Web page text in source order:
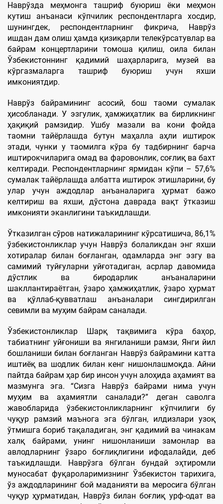
Наврўзда меҳмонга ташриф буюриш ёки меҳмон
кутиш анъанаси кўпчилик респондентларга хосдир,
шунингдек, респондентларнинг фикрича, Наврўз
ишдан дам олиш ҳамда қизиқарли телекўрсатувлар ва
байрам концертларини томоша қилиш, оила билан
Ўзбекистоннинг қадимий шаҳарларига, музей ва
кўргазмаларга ташриф буюриш учун яхши
имкониятдир.
Наврўз байрамининг асосий, бош таоми сумалак
ҳисобланади. У эзгулик, ҳамжиҳатлик ва бирликнинг
ҳақиқий рамзидир. Ушбу мазали ва кони фойда
таомни тайёрлашда бутун маҳалла аҳли иштирок
этади, чунки у таомилга кўра бу тадбирнинг барча
иштирокчиларига омад ва фаровонлик, соғлиқ ва бахт
келтиради. Респондентларнинг ярмидан кўпи – 57,6%
сумалак тайёрлашда албатта иштирок этишларини, бу
улар учун аждодлар анъаналарига ҳурмат бажо
келтириш ва яхши, дўстона даврада вақт ўтказиш
имконияти эканлигини таъкидлашди.
Ўтказилган сўров натижаларининг кўрсатишича, 86,1%
ўзбекистонликлар учун Наврўз болаликдан энг яхши
хотиралар билан боғланган, одамларда энг эзгу ва
самимий туйғуларни уйғотадиган, асрлар давомида
дўстлик ва биродарлик анъаналарини
шакллантираётган, ўзаро ҳамжиҳатлик, ўзаро ҳурмат
ва қўллаб-қувватлаш анъаналари сингдирилган
севимли ва муҳим байрам саналади.
Ўзбекистонликлар Шарқ тақвимига кўра баҳор,
табиатнинг уйғониши ва янгиланиши рамзи, Янги йил
бошланиши билан боғланган Наврўз байрамини катта
иштиёқ ва шодлик билан кенг нишонлашмоқда. Айни
пайтда байрам ҳар бир инсон учун алоҳида аҳамият ва
мазмунга эга. “Сизга Наврўз байрами нима учун
муҳим ва аҳамиятли саналади?” деган саволга
жавобларида ўзбекистонликларнинг кўпчилиги бу
чуқур рамзий маънога эга бўлган, илдизлари узоқ
ўтмишга бориб тақаладиган, энг қадимий ва чинакам
халқ байрами, унинг нишонланиши замонлар ва
авлодларнинг ўзаро боғлиқлигини ифодалайди, деб
таъкидлашди. Наврўзга бўлган бундай эҳтиромли
муносабат фуқароларимизнинг Ўзбекистон тарихига,
ўз аждодларининг бой маданияти ва меросига бўлган
чуқур ҳурматидан, Наврўз билан боғлиқ урф-одат ва